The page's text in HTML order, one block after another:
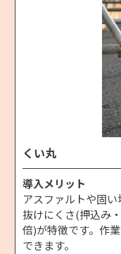
くい丸
導入メリット
アスファルトや固い
抜けにくさ(押込み
倍)が特徴です。作
できます。